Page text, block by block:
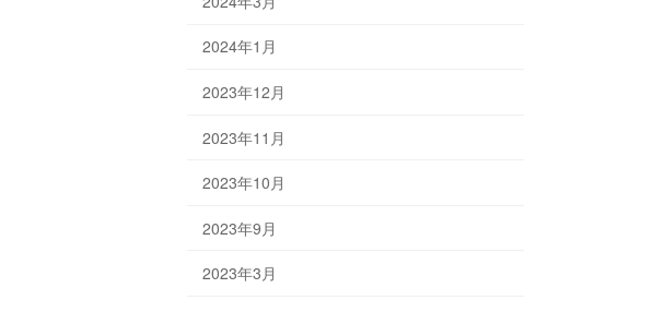
2024年1月
2023年12月
2023年11月
2023年10月
2023年9月
2023年3月